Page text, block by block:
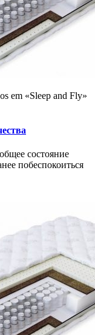
em «Sleep and Fly»
состояние
побеспокоиться